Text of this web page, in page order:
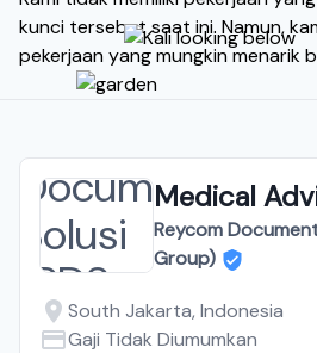
kunci tersebut saat ini. Namun,
pekerjaan yang mungkin menarik
Medical
Reycom
Group)
South Jakarta, Indonesia
Gaji Tidak Diumumkan